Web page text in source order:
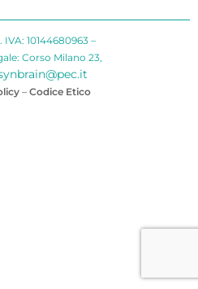
10144680963 –
Corso Milano 23,
– Codice Etico